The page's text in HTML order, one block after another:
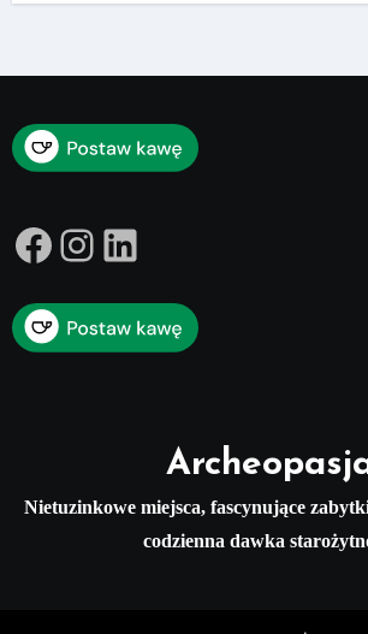
Facebook
Instagram
LinkedIn
Nietuzinkowe miejsca, fascynujące
codzienna dawka